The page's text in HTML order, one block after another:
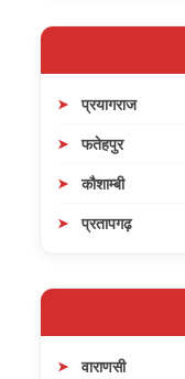
प्रयागराज
फतेहपुर
कौशाम्बी
प्रतापगढ़
वाराणसी